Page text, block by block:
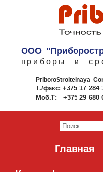
ООО
приборы и
PriboroStroitelnaya
Т./факс: +375 17 284
Моб.Т:
+375 29 680
Главная